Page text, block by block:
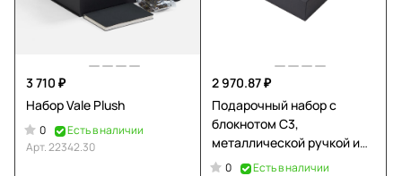
3 710 ₽
Набор Vale Plush
0
Есть в наличии
Арт.22342.30
2 970.87 ₽
Подарочный набор с
блокнотом С3,
металлической ручкой и
кружкой, темно-синий
0
Есть в наличии